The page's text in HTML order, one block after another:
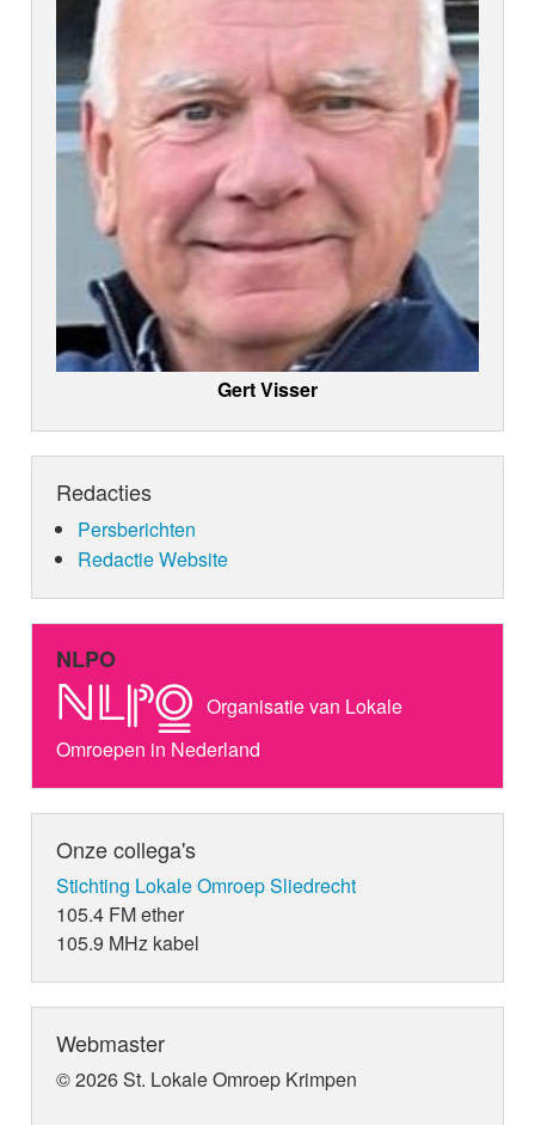
Gert Visser
Redacties
Persberichten
Redactie Website
NLPO
Organisatie van Lokale
Omroepen in Nederland
Onze collega's
Stichting Lokale Omroep Sliedrecht
105.4 FM ether
105.9 MHz kabel
Webmaster
© 2026 St. Lokale Omroep Krimpen